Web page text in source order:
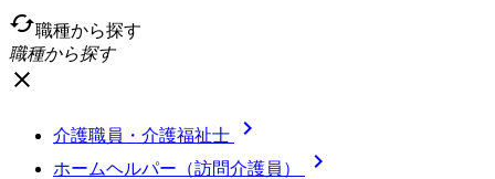
cached職種から探す
職種から探す
close
介護職員・介護福祉士 
ホームヘルパー（訪問介護員） 